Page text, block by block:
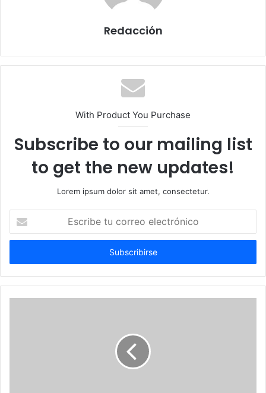
Redacción
With Product You Purchase
Subscribe to our mailing list
to get the new updates!
Lorem ipsum dolor sit amet, consectetur.
correo